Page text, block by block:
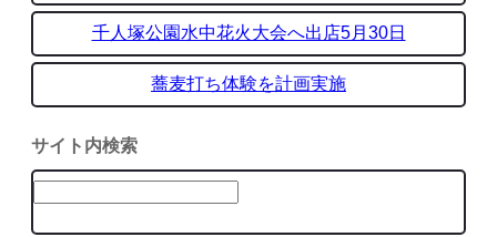
千人塚公園水中花火大会へ出店5月30日
蕎麦打ち体験を計画実施
サイト内検索